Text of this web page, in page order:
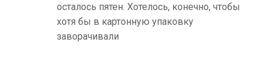
осталось пятен. Хотелось, конечно, чтобы
хотя бы в картонную упаковку
заворачивали